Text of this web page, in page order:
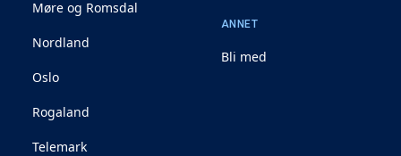
Møre og Romsdal
Nordland
Oslo
Rogaland
Telemark
ANNET
Bli med